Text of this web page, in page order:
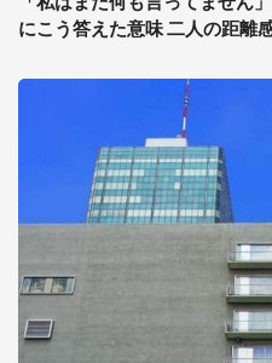
にこう答えた意味 二人の距離